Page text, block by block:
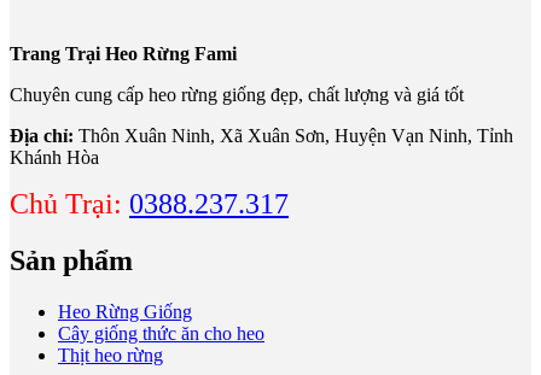
Trang Trại Heo Rừng Fami
Chuyên cung cấp heo rừng giống đẹp, chất lượng và giá tốt
Địa chỉ: Thôn Xuân Ninh, Xã Xuân Sơn, Huyện Vạn Ninh, Tỉnh
Khánh Hòa
Chủ Trại: 0388.237.317
Sản phẩm
Heo Rừng Giống
Cây giống thức ăn cho heo
Thịt heo rừng